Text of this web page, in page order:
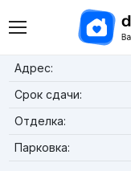
Адрес:
Срок сдачи:
Отделка:
Парковка: